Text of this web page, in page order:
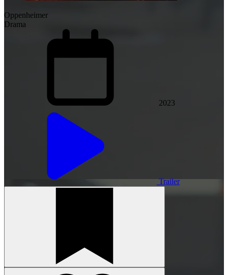
Oppenheimer
Drama
2023
Trailer